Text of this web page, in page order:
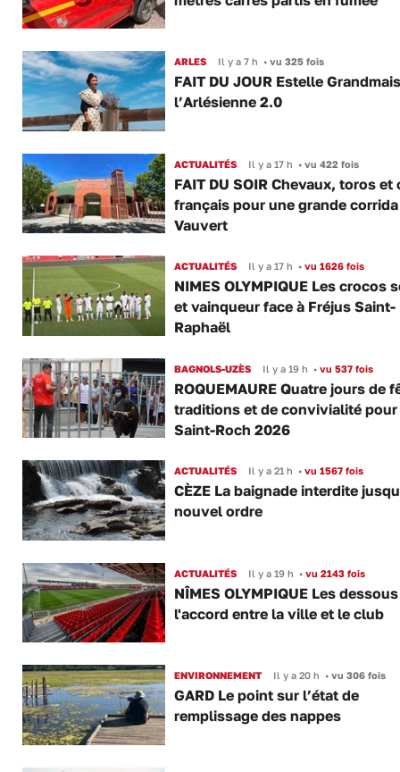
ARLES Il y a 7 h •vu 325 fois
FAIT DU JOUR Estelle
l’Arlésienne 2.0
ACTUALITÉS Il y a 17 h •vu 422 fois
FAIT DU SOIR Chevaux, toros et
français pour une grande corrida
Vauvert
ACTUALITÉS Il y a 17 h •vu 1626 fois
NIMES OLYMPIQUE Les crocos
et vainqueur face à Fréjus Saint-
Raphaël
BAGNOLS-UZÈS Il y a 19 h •vu 537 fois
ROQUEMAURE Quatre jours de
traditions et de convivialité pour
Saint-Roch 2026
ACTUALITÉS Il y a 21 h •vu 1567 fois
CÈZE La baignade interdite
nouvel ordre
ACTUALITÉS Il y a 19 h •vu 2143 fois
NÎMES OLYMPIQUE Les
l'accord entre la ville et le club
ENVIRONNEMENT Il y a 20 h •vu 306 fois
GARD Le point sur l’état de
remplissage des nappes